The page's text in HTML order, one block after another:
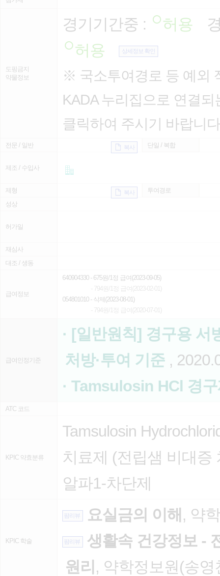
도핑금지
약물정보
경기기간중 : 허용
허용
상세정보 확인
※ 국소투여경로 등 예외
KADA 누리집으로 연결
클릭하여 주시기 바랍니
전문 / 일반 복사 단일 / 복합
제조 / 수입사
제형 복사
투여경로
성상
허가일
재심사
대조 / 생동
급여정보
640904330- 675원/1정 급여(2023-09-05)
- 794원/1정 급여(2023-02-01)
054801010- 삭제(2023-08-01)
- 794원/1정 급여(2020-07-01)
급여인정기준
· [일반원칙] 경구용 서
처방·투여 기준 ,
· Tamsulosin HCl 경
ATC 코드
KPIC 약효분류
Tamsulosin
치료제 (전립샘 비대증
알파1-차단제
KPIC 학술
팜리뷰 요실금의 이해 , 약
팜리뷰
생활속 건강정보 -
원리 , 약학정보원(송